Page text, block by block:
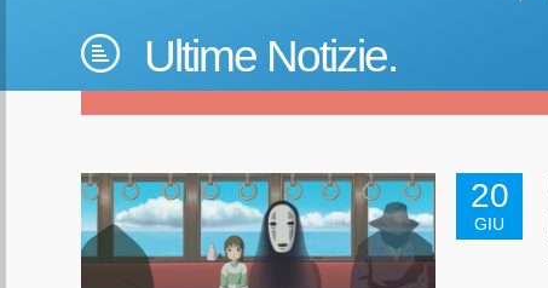
Ultime Notizie.
20
GIU